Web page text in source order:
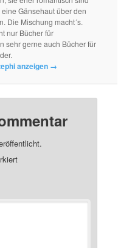
Gänsehaut über den
Die Mischung macht´s.
nur Bücher für
sehr gerne auch Bücher für
anzeigen →